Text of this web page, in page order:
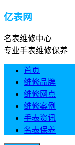
亿表网
名表维修中心
专业手表维修保养
首页
维修品牌
维修网点
维修案例
手表资讯
名表保养